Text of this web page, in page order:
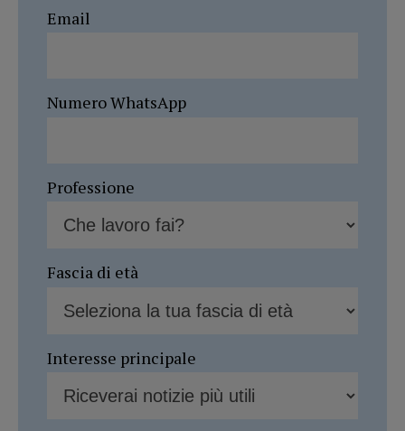
Email
Numero WhatsApp
Professione
Fascia di età
Interesse principale